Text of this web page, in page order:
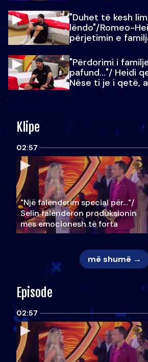
"Duhet të kesh
lëndo"/Romeo-
përjetimin e
"Përdorimi i
pafund…"/ Heidi
Nëse ti je i qetë,
Klipe
02:57
"Një falenderim special për…"/
Selin falënderon produksionin
mes emocionesh të forta
më shumë →
Episode
02:57